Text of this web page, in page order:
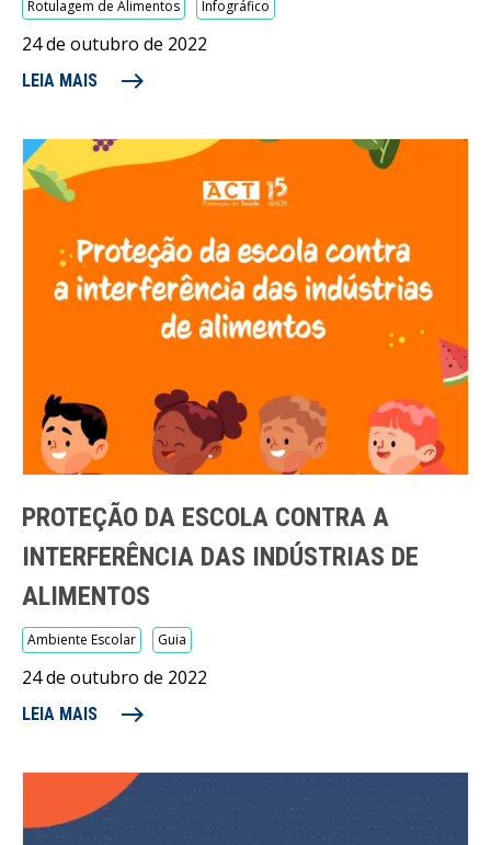
Rotulagem de Alimentos Infográfico
24 de outubro de 2022
LEIA MAIS east
PROTEÇÃO DA ESCOLA CONTRA A
INTERFERÊNCIA DAS INDÚSTRIAS DE
ALIMENTOS
Ambiente Escolar Guia
24 de outubro de 2022
LEIA MAIS east